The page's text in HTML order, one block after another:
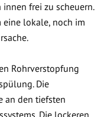
frei zu scheuern.
eine lokale, noch im
Rohrverstopfung
Die
an den tiefsten